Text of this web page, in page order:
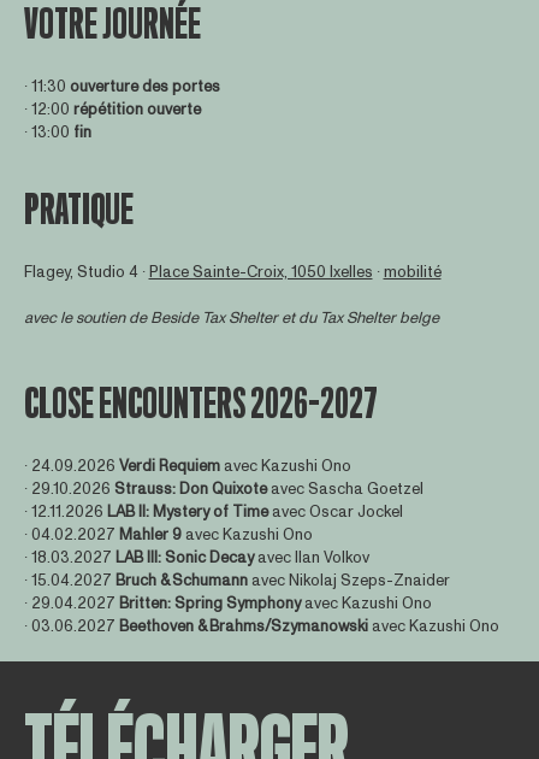
VOTRE JOURNÉE
∙ 11:30 ouverture des portes
∙ 12:00 répétition ouverte
∙ 13:00 fin
PRATIQUE
Flagey, Studio 4 ∙Place Sainte-Croix, 1050 Ixelles ∙mobilité
avec le soutien deBeside Tax Shelteret du Tax Shelter belge
CLOSE ENCOUNTERS 2026-2027
∙ 24.09.2026 Verdi Requiem avec Kazushi Ono
∙ 29.10.2026 Strauss: Don Quixoteavec Sascha Goetzel
∙ 12.11.2026 LAB II: Mystery of Timeavec Oscar Jockel
∙ 04.02.2027 Mahler 9 avec Kazushi Ono
∙ 18.03.2027 LAB III: Sonic Decayavec Ilan Volkov
∙ 15.04.2027 Bruch & Schumann avec Nikolaj Szeps-Znaider
∙ 29.04.2027 Britten: Spring Symphonyavec Kazushi Ono
∙ 03.06.2027 Beethoven & Brahms/Szymanowski avec Kazushi Ono